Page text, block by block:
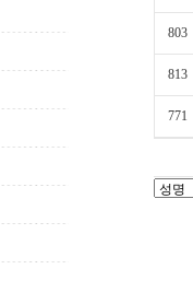
803
813
771